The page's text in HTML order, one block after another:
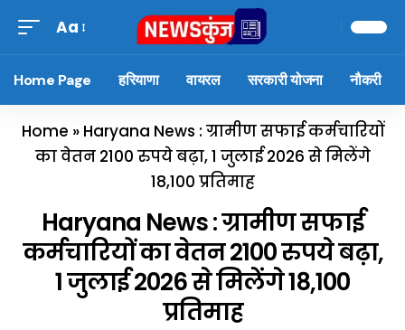
Aa
Home Page हरियाणा वायरल सरकारी योजना नौकरी
Home » Haryana News : ग्रामीण सफाई कर्मचारियों
का वेतन 2100 रुपये बढ़ा, 1 जुलाई 2026 से मिलेंगे
18,100 प्रतिमाह
Haryana News : ग्रामीण सफाई
कर्मचारियों का वेतन 2100 रुपये बढ़ा,
1 जुलाई 2026 से मिलेंगे 18,100
प्रतिमाह